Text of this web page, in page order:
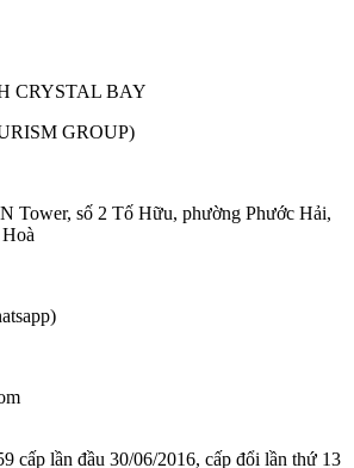
CRYSTAL BAY
GROUP)
Tower, số 2 Tố Hữu, phường Phước Hải,
cấp lần đầu 30/06/2016, cấp đổi lần thứ 13